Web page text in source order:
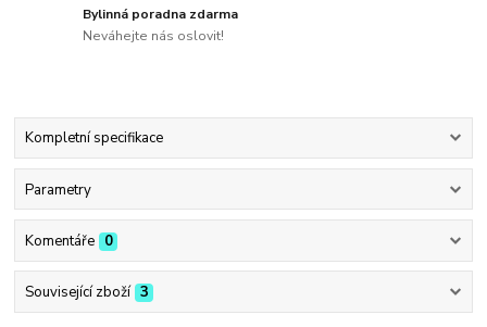
Bylinná poradna zdarma
Neváhejte nás oslovit!
Kompletní specifikace
Parametry
Komentáře 0
Související zboží 3